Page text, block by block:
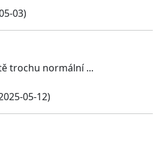
03)
trochu normální ...
05-12)